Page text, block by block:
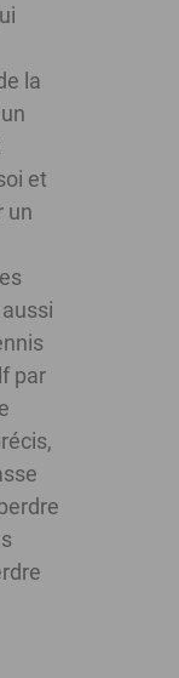
la
et
un
par